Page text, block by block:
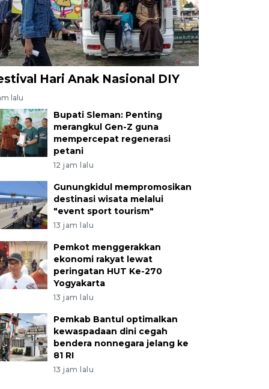
Hari Anak Nasional DIY
lalu
Bupati Sleman: Penting
merangkul Gen-Z guna
mempercepat regenerasi
petani
12 jam lalu
Gunungkidul mempromosikan
destinasi wisata melalui
"event sport tourism"
13 jam lalu
Pemkot menggerakkan
ekonomi rakyat lewat
peringatan HUT Ke-270
Yogyakarta
13 jam lalu
Pemkab Bantul optimalkan
kewaspadaan dini cegah
bendera nonnegara jelang ke
81 RI
13 jam lalu